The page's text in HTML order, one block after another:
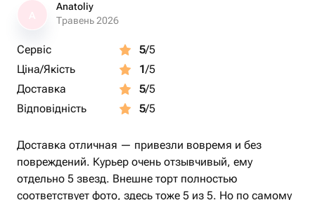
Anatoliy
Травень 2026
Сервіс 5/5
Ціна/Якість
1/5
Доставка
5/5
Відповідність
5/5
Доставка отличная — привезли вовремя и без
повреждений. Курьер очень отзывчивый, ему
отдельно 5 звезд. Внешне торт полностью
соответствует фото, здесь тоже 5 из 5. Но по самому